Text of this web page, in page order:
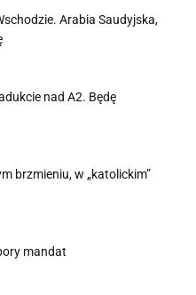
Arabia Saudyjska,
nad A2. Będę
brzmieniu, w „katolickim”
mandat